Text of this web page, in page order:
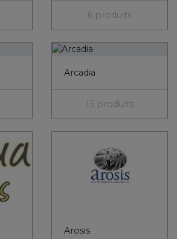
6 produits
Arcadia
15 produits
Arosis